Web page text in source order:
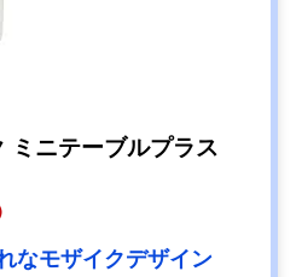
ミニテーブルプラス
なモザイクデザイン